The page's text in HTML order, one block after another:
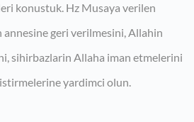
konustuk. Hz Musaya verilen
annesine geri verilmesini, Allahin
sihirbazlarin Allaha iman etmelerini
yardimci olun.